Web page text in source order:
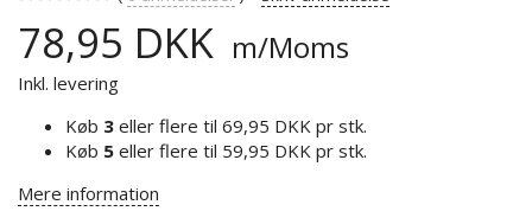
78,95 DKK m/Moms
Inkl. levering
Køb 3 eller flere til 69,95 DKK pr stk.
Køb 5 eller flere til 59,95 DKK pr stk.
Mere information